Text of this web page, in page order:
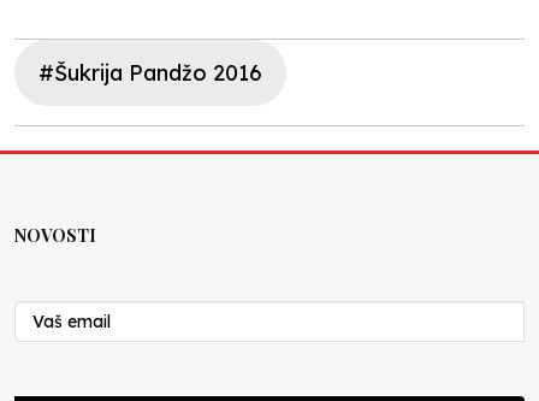
#Šukrija Pandžo 2016
NOVOSTI